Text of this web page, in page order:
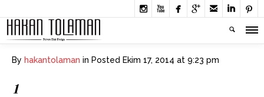
      
By hakantolaman in Posted Ekim 17, 2014 at 9:23 pm
1